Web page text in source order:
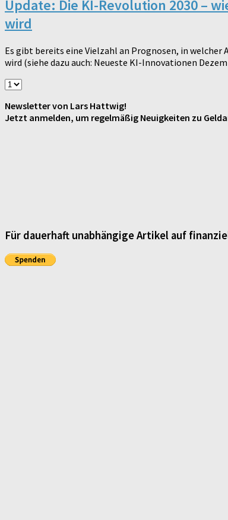
Update: Die KI-Revolution 2030 –
wird
Es gibt bereits eine Vielzahl an Prognosen, in welcher
wird (siehe dazu auch: Neueste KI-Innovationen
Newsletter von Lars Hattwig!
Jetzt anmelden, um regelmäßig Neuigkeiten zu
Für dauerhaft unabhängige Artikel auf